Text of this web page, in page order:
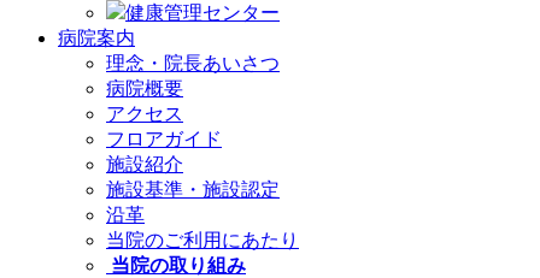
健康管理センター
病院案内
理念・院長あいさつ
病院概要
アクセス
フロアガイド
施設紹介
施設基準・施設認定
沿革
当院のご利用にあたり
当院の取り組み